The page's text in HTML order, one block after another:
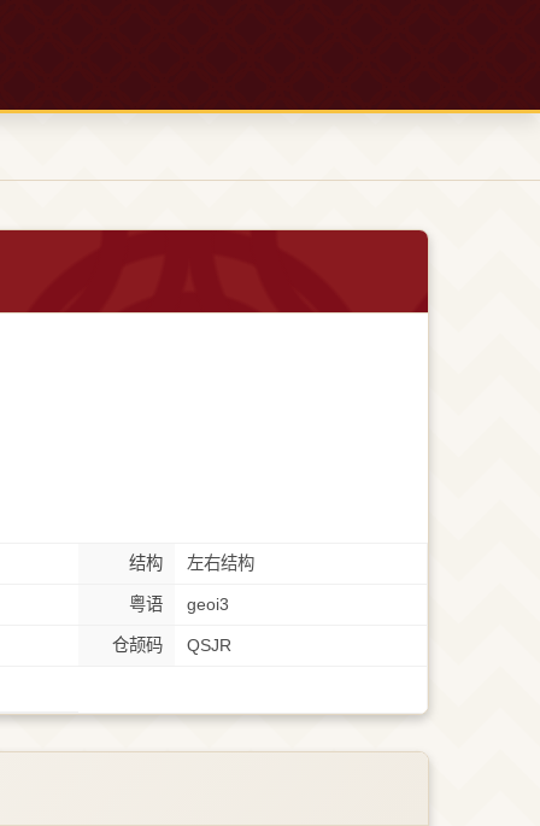
结构 左右结构
粤语 geoi3
仓颉码 QSJR